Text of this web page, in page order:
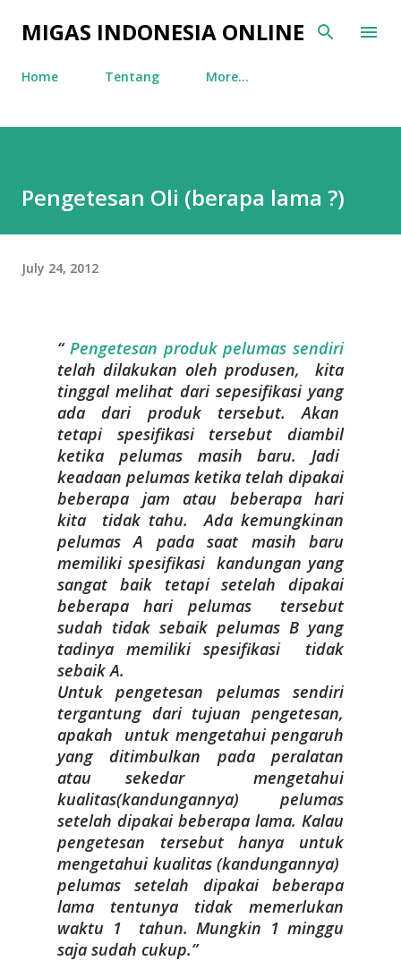
Skip to main content
MIGAS INDONESIA ONLINE
Home Tentang More…
Pengetesan Oli (berapa lama ?)
July 24, 2012
Pengetesan produk pelumas sendiri
telah dilakukan oleh produsen, kita
tinggal melihat dari sepesifikasi yang
ada dari produk tersebut. Akan
tetapi spesifikasi tersebut diambil
ketika pelumas masih baru. Jadi
keadaan pelumas ketika telah dipakai
beberapa jam atau beberapa hari
kita tidak tahu. Ada kemungkinan
pelumas A pada saat masih baru
memiliki spesifikasi kandungan yang
sangat baik tetapi setelah dipakai
beberapa hari pelumas tersebut
sudah tidak sebaik pelumas B yang
tadinya memiliki spesifikasi tidak
sebaik A.
Untuk pengetesan pelumas sendiri
tergantung dari tujuan pengetesan,
apakah untuk mengetahui pengaruh
yang ditimbulkan pada peralatan
atau sekedar mengetahui
kualitas(kandungannya) pelumas
setelah dipakai beberapa lama. Kalau
pengetesan tersebut hanya untuk
mengetahui kualitas (kandungannya)
pelumas setelah dipakai beberapa
lama tentunya tidak memerlukan
waktu 1 tahun. Mungkin 1 minggu
saja sudah cukup.